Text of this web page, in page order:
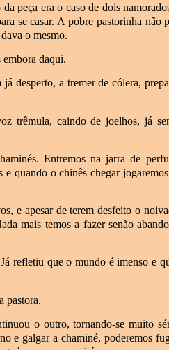
peça era o caso de dois
se casar. A pobre pastorinha não
o mesmo.
daqui.
desperto, a tremer de cólera,
trêmula, caindo de joelhos, já
Entremos na jarra de
e quando o chinês chegar
e apesar de terem desfeito o
mais temos a fazer senão
refletiu que o mundo é imenso e
pastora.
o outro, tornando-se muito
e galgar a chaminé, poderemos